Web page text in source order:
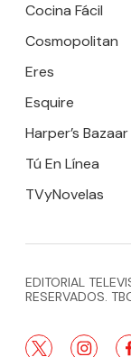
Cocina Fácil
Cosmopolitan
Eres
Esquire
Harper’s Bazaar
Tú En Línea
TVyNovelas
EDITORIAL
RESERVADOS.